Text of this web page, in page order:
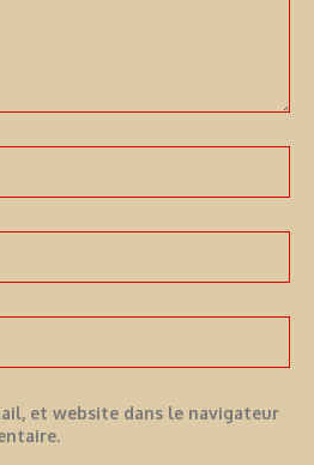
et website dans le navigateur